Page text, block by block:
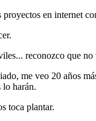
en internet
reconozco que
me veo 20 años
lo harán.
toca plantar.